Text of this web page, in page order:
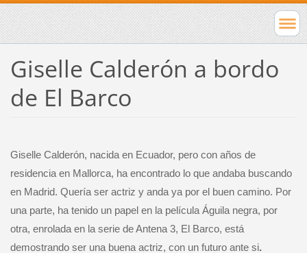
Giselle Calderón a bordo
de El Barco
Giselle Calderón, nacida en Ecuador, pero con años de
residencia en Mallorca, ha encontrado lo que andaba buscando
en Madrid. Quería ser actriz y anda ya por el buen camino. Por
una parte, ha tenido un papel en la película Águila negra, por
otra, enrolada en la serie de Antena 3, El Barco, está
demostrando ser una buena actriz, con un futuro ante si.